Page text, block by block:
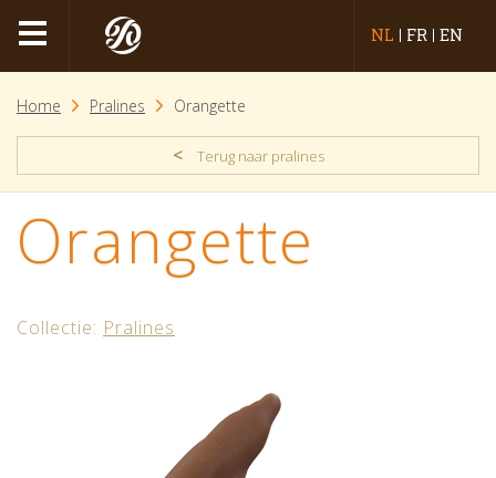
NL FR EN
Home Pralines Orangette
< Terug naar pralines
Orangette
Collectie: Pralines